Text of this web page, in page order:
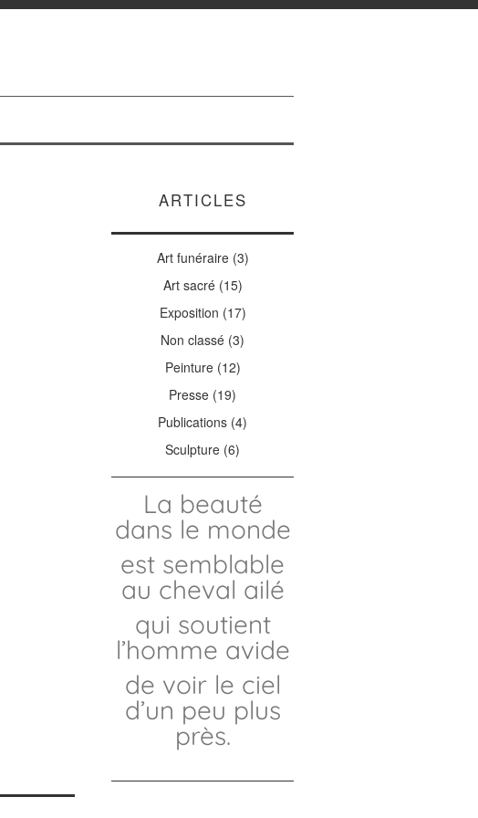
ARTICLES
Art funéraire(3)
Art sacré(15)
Exposition (17)
Non classé (3)
Peinture(12)
Presse (19)
Publications (4)
Sculpture (6)
La beauté
dans le monde
est semblable
au cheval ailé
qui soutient
l’homme avide
de voir le ciel
d’un peu plus
près.